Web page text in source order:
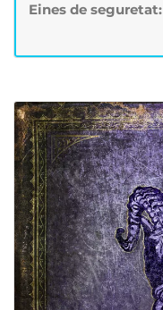
Eines de seguretat: